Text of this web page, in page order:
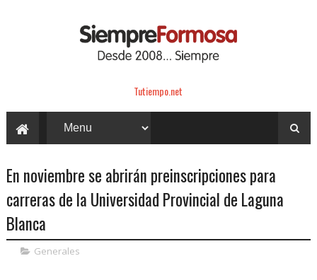
Tutiempo.net
En noviembre se abrirán preinscripciones para
carreras de la Universidad Provincial de Laguna
Blanca
Generales